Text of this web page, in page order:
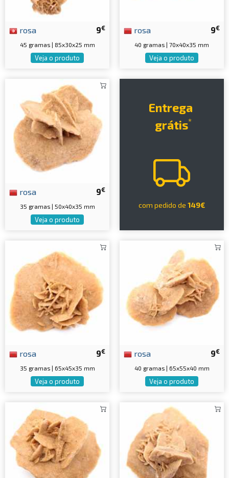
9€
rosa
45 gramas | 85x30x25 mm
Veja o produto
9€
rosa
40 gramas | 70x40x35 mm
Veja o produto
9€
rosa
35 gramas | 50x40x35 mm
Veja o produto
Entrega
grátis*
com pedido de 149€
9€
rosa
35 gramas | 65x45x35 mm
Veja o produto
9€
rosa
40 gramas | 65x55x40 mm
Veja o produto